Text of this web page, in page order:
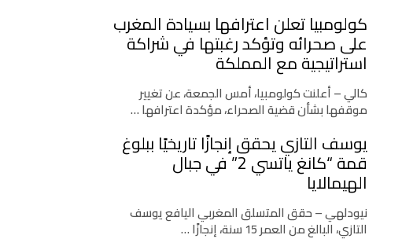
كولومبيا تعلن اعترافها بسيادة المغرب
على صحرائه وتؤكد رغبتها في شراكة
استراتيجية مع المملكة
كالي – أعلنت كولومبيا، أمس الجمعة، عن تغيير
موقفها بشأن قضية الصحراء، مؤكدة اعترافها …
يوسف التازي يحقق إنجازًا تاريخيًا ببلوغ
قمة “كانغ ياتسي 2” في جبال
الهيمالايا
نيودلهي – حقق المتسلق المغربي اليافع يوسف
التازي، البالغ من العمر 15 سنة، إنجازًا …